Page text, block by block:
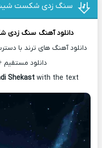
سنگ زدی شکست
دانلود آهنگ سنگ زدی
دانلود آهنگ های ترند با
دانلود
Shekast with the text